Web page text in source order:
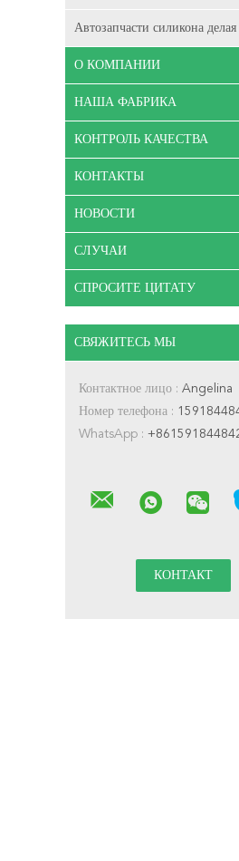
О КОМПАНИИ
НАША ФАБРИКА
КОНТРОЛЬ КАЧЕСТВА
КОНТАКТЫ
НОВОСТИ
СЛУЧАИ
СПРОСИТЕ ЦИТАТУ
СВЯЖИТЕСЬ МЫ
Контактное лицо : Angelina
Номер телефона :
WhatsApp :